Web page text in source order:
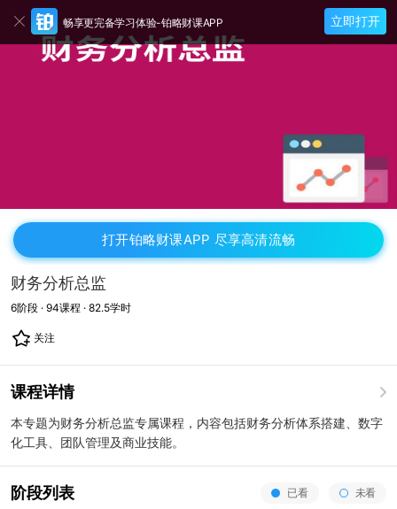
畅享更完备学习体验-铂略财课APP 立即打开
打开铂略财课APP 尽享高清流畅
财务分析总监
6阶段 · 94课程 · 82.5学时
关注
课程详情
本专题为财务分析总监专属课程，内容包括财务分析体系搭建、数字
化工具、团队管理及商业技能。
阶段列表 已看 未看